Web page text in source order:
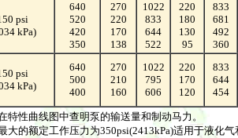
psi
kPa)
640
520
420
350
270
220
170
138
1022
833
644
522
220
180
130
95
833
681
492
360
psi
kPa)
640
500
400
270
210
160
1022
795
606
220
170
120
833
644
454
特性曲线图中查明泵的输送量和制动马力。
大的额定工作压力为350psi(2413kPa)适用于液化气